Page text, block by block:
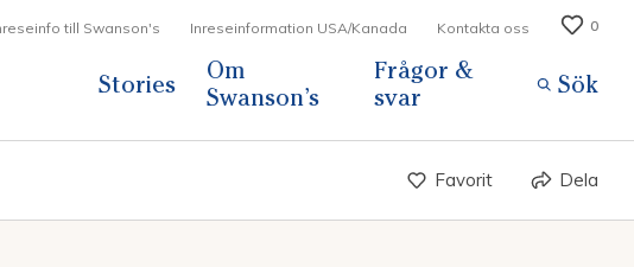
till Swanson's Inreseinformation USA/Kanada Kontakta oss 0
Stories
Om
Swanson’s
Frågor &
svar
Sök
Favorit Dela